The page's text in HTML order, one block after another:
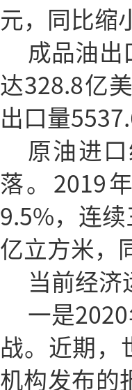
元，同比缩
成品油出
达328.8亿
出口量
原油进
落。2019
9.5%，连
亿立方米，
当前经济
一是
战。近期，
机构发布的